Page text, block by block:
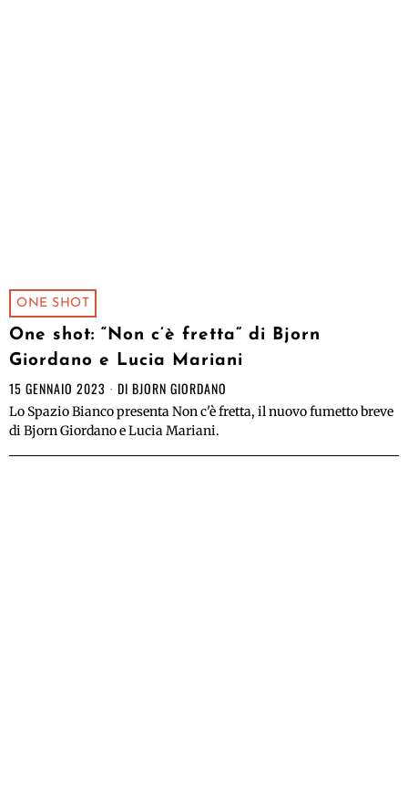
ONE SHOT
One shot: “Non c’è fretta” di Bjorn
Giordano e Lucia Mariani
15 GENNAIO 2023 DI BJORN GIORDANO
Lo Spazio Bianco presenta Non c'è fretta, il nuovo fumetto breve
di Bjorn Giordano e Lucia Mariani.